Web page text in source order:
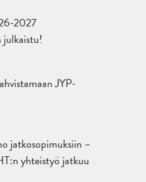
2027
JYP-
jatkosopimuksiin –
yhteistyö jatkuu